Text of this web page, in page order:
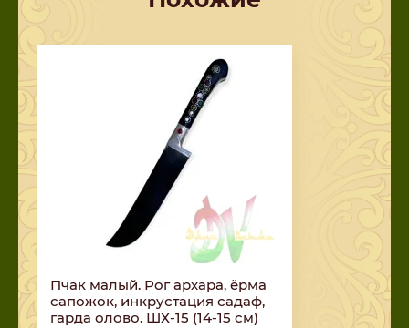
Пчак малый. Рог архара, ёрма
сапожок, инкрустация садаф,
гарда олово. ШХ-15 (14-15 см)